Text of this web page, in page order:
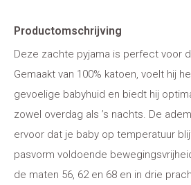
Productomschrijving
Deze zachte pyjama is perfect voor
Gemaakt van 100% katoen, voelt hij
gevoelige babyhuid en biedt hij
zowel overdag als ’s nachts. De
ervoor dat je baby op temperatuur
pasvorm voldoende
de maten 56, 62 en 68 en in drie